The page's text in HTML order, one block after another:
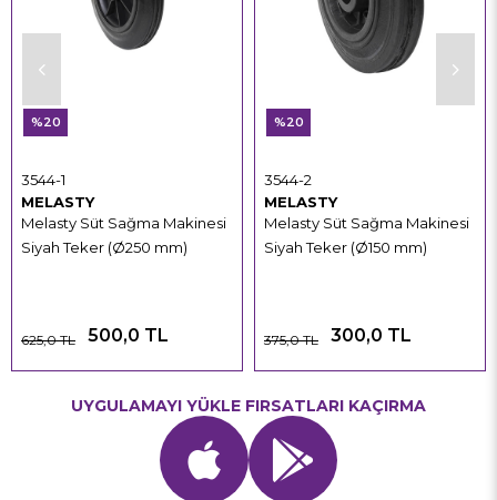
MELASTY
Melasty Süt Sağma Makinesi
Siyah Teker (Ø250 mm)
3544-1
500,0 TL
625,0 TL
%20
MELASTY
Melasty Süt Sağma Makinesi
Siyah Teker (Ø150 mm)
3544-2
300,0 TL
375,0 TL
%20
UYGULAMAYI YÜKLE FIRSATLARI KAÇIRMA